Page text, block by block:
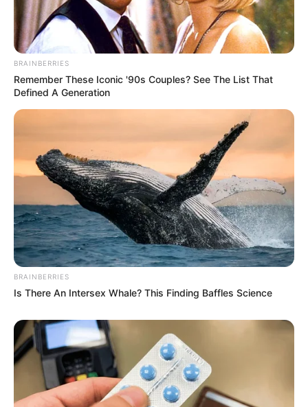
BRAINBERRIES
Remember These Iconic '90s Couples? See The List That
Defined A Generation
BRAINBERRIES
Is There An Intersex Whale? This Finding Baffles Science